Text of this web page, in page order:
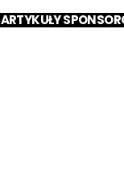
ARTYKUŁY